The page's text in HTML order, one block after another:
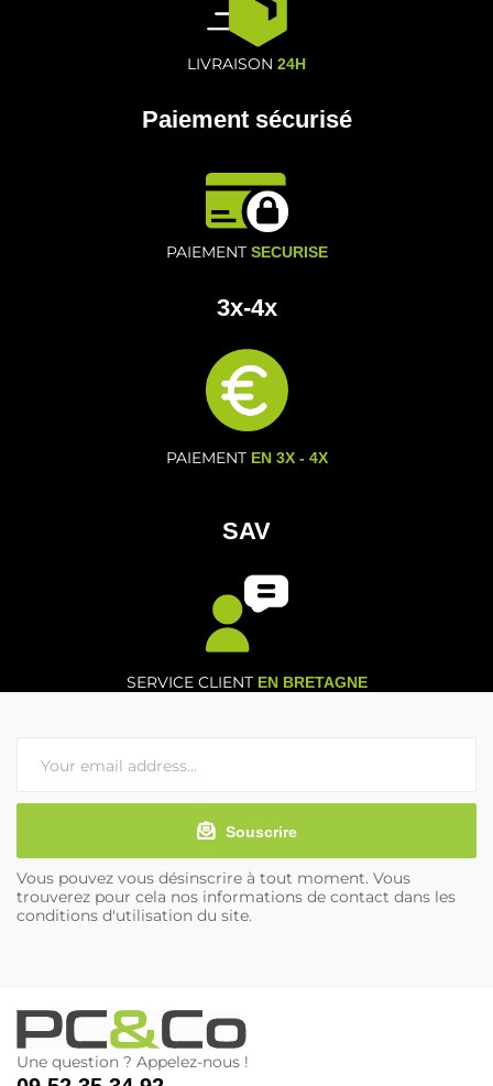
LIVRAISON 24H
Paiement sécurisé
PAIEMENT SECURISE
3x-4x
PAIEMENT EN 3X - 4X
SAV
SERVICE CLIENT EN BRETAGNE
Souscrire
Vous pouvez vous désinscrire à tout moment. Vous
trouverez pour cela nos informations de contact dans les
conditions d'utilisation du site.
Une question ? Appelez-nous !